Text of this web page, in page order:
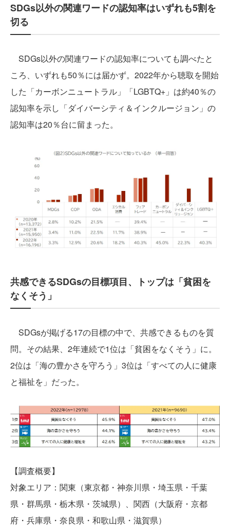
SDGs以外の関連ワードの認知率はいずれも5割を
切る
SDGs以外の関連ワードの認知率についても調べたと
ころ、いずれも50％には届かず。2022年から聴取を開始
した「カーボンニュートラル」「LGBTQ+」は約40％の
認知率を示し「ダイバーシティ＆インクルージョン」の
認知率は20％台に留まった。
共感できるSDGsの目標項目、トップは「貧困を
なくそう」
SDGsが掲げる17の目標の中で、共感できるものを質
問。その結果、2年連続で1位は「貧困をなくそう」に。
2位は「海の豊かさを守ろう」3位は「すべての人に健康
と福祉を」だった。
【調査概要】
対象エリア：関東（東京都・神奈川県・埼玉県・千葉
県・群馬県・栃木県・茨城県）、関西（大阪府・京都
府・兵庫県・奈良県・和歌山県・滋賀県）